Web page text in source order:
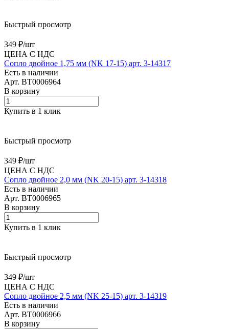
Быстрый просмотр
349 ₽/шт
ЦЕНА С НДС
Сопло двойное 1,75 мм (NK 17-15) арт. 3-14317
Есть в наличии
Арт. BT0006964
В корзину
Купить в 1 клик
Быстрый просмотр
349 ₽/шт
ЦЕНА С НДС
Сопло двойное 2,0 мм (NK 20-15) арт. 3-14318
Есть в наличии
Арт. BT0006965
В корзину
Купить в 1 клик
Быстрый просмотр
349 ₽/шт
ЦЕНА С НДС
Сопло двойное 2,5 мм (NK 25-15) арт. 3-14319
Есть в наличии
Арт. BT0006966
В корзину